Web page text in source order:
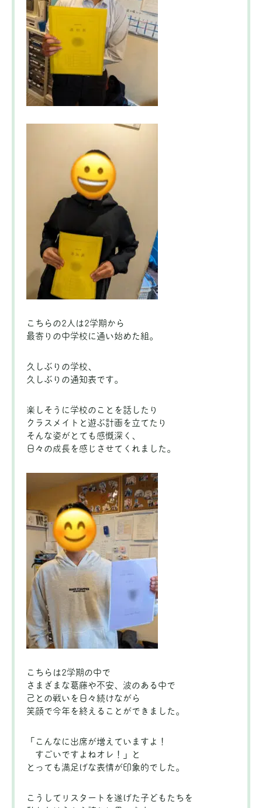
こちらの2人は2学期から
最寄りの中学校に通い始めた組。
久しぶりの学校、
久しぶりの通知表です。
楽しそうに学校のことを話したり
クラスメイトと遊ぶ計画を立てたり
そんな姿がとても感慨深く、
日々の成長を感じさせてくれました。
こちらは2学期の中で
さまざまな葛藤や不安、波のある中で
己との戦いを日々続けながら
笑顔で今年を終えることができました。
「こんなに出席が増えていますよ！
すごいですよねオレ！」と
とっても満足げな表情が印象的でした。
こうしてリスタートを遂げた子どもたちを